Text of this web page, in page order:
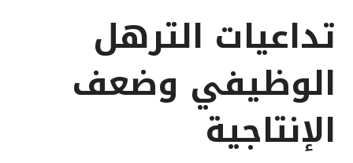
تداعيات الترهل
الوظيفي وضعف
الإنتاجية